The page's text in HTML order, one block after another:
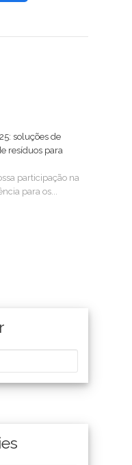
soluções de
resíduos para
participação na
para os...